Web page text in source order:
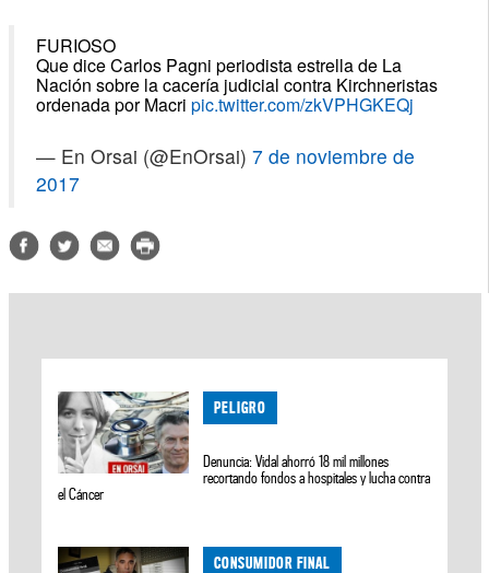
FURIOSO
Que dice Carlos Pagni periodista estrella de La
Nación sobre la cacería judicial contra Kirchneristas
ordenada por Macri pic.twitter.com/zkVPHGKEQj
— En Orsai (@EnOrsai) 7 de noviembre de
2017
PELIGRO
Denuncia: Vidal ahorró 18 mil millones
recortando fondos a hospitales y lucha contra
el Cáncer
CONSUMIDOR FINAL